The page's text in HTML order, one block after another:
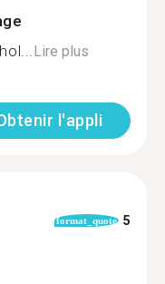
Lire plus
l'appli
format_quote 5